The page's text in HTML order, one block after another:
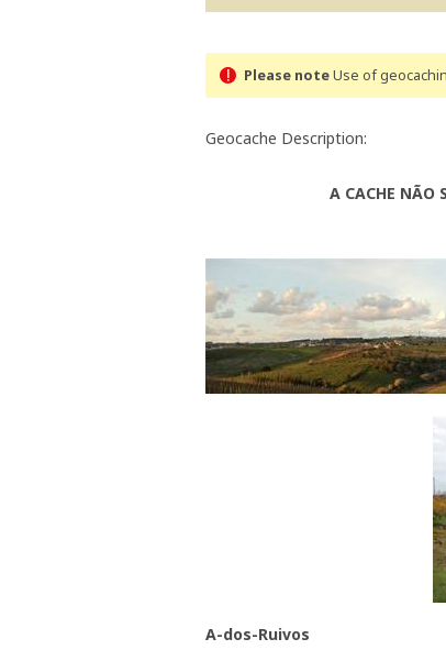
Please noteUse of
Geocache Description:
A CACHE NÃO
A-dos-Ruivos